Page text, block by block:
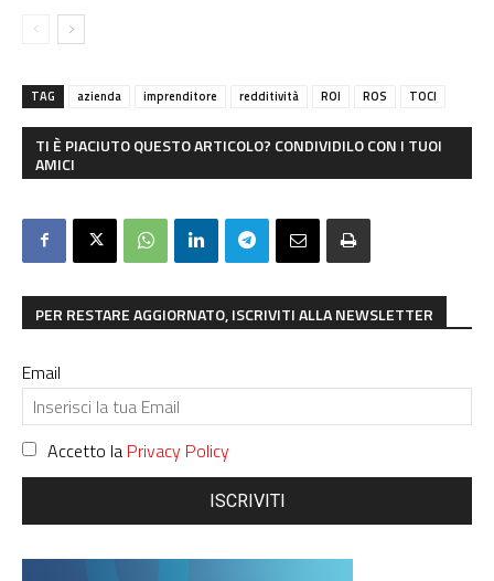
TAG azienda imprenditore redditività ROI ROS TOCI
TI È PIACIUTO QUESTO ARTICOLO? CONDIVIDILO CON I TUOI
AMICI
PER RESTARE AGGIORNATO, ISCRIVITI ALLA NEWSLETTER
Email
Accetto la Privacy Policy
ISCRIVITI